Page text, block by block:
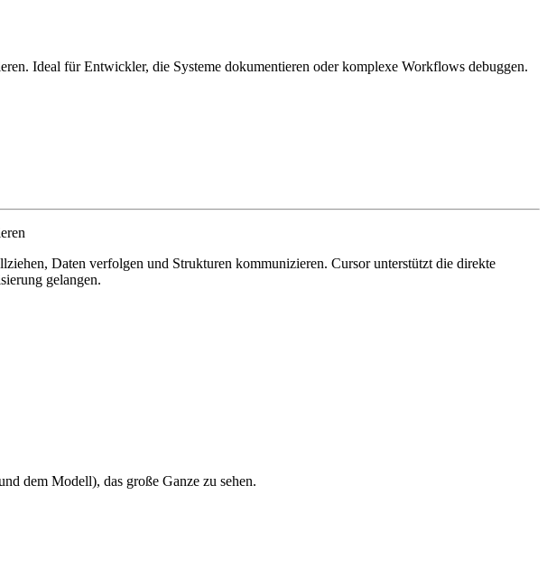
Ideal für Entwickler, die Systeme dokumentieren oder komplexe Workflows debuggen.
Daten verfolgen und Strukturen kommunizieren. Cursor unterstützt die direkte
gelangen.
dem Modell), das große Ganze zu sehen.